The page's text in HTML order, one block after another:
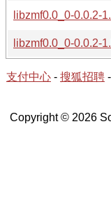
libzmf0.0_0-0.0.2-
libzmf0.0_0-0.0.2-
支付中心 - 搜狐招聘 -
Copyright © 2026